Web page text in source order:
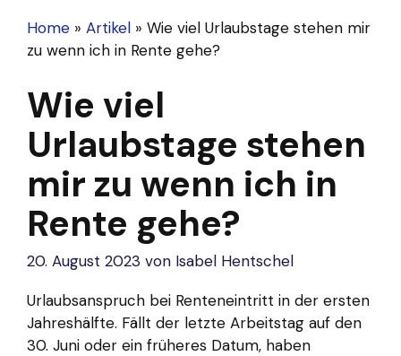
Home » Artikel » Wie viel Urlaubstage stehen mir
zu wenn ich in Rente gehe?
Wie viel
Urlaubstage stehen
mir zu wenn ich in
Rente gehe?
20. August 2023 von Isabel Hentschel
Urlaubsanspruch bei Renteneintritt in der ersten
Jahreshälfte. Fällt der letzte Arbeitstag auf den
30. Juni oder ein früheres Datum, haben